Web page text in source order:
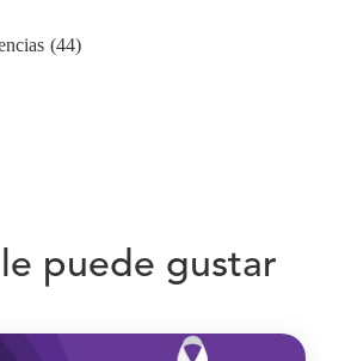
(44)
le puede gustar